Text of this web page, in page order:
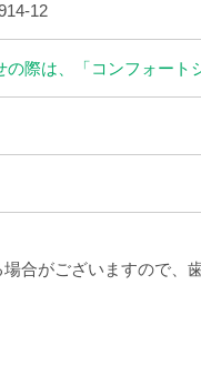
12
の際は、「コンフォート
合がございますので、